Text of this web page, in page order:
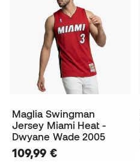
Maglia Swingman
Jersey Miami Heat -
Dwyane Wade 2005
109,99 €